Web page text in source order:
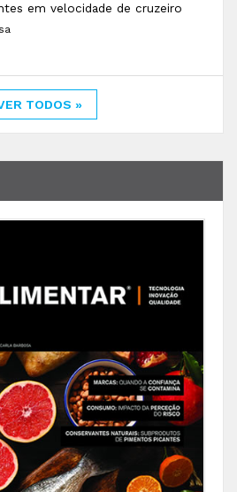
em velocidade de cruzeiro
TODOS »